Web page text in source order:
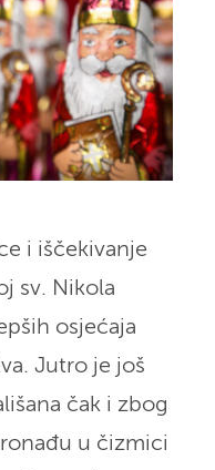
i iščekivanje
sv. Nikola
osjećaja
Jutro je još
čak i zbog
u čizmici